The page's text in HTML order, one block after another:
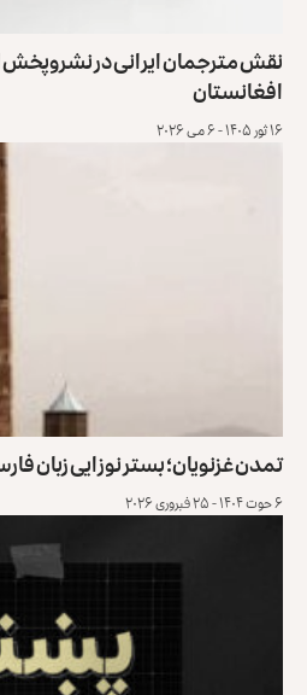
نقش مترجمان ایرانی در
افغانستان
۱۶ ثور ۱۴۰۵ - ۶ می ۲۰۲۶
تمدن غزنویان؛ بستر نوزایی زبان
۶ حوت ۱۴۰۴ - ۲۵ فبروری ۲۰۲۶